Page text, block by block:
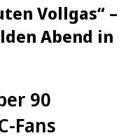
Vollgas“ –
Abend in
90
Fans